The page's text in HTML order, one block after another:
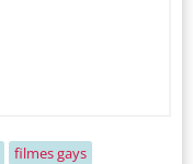
filmes gays